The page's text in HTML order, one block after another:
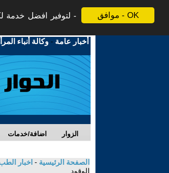
موافق - OK
لتوفير افضل خدمة
أخبار عامة -وكالة أنباء
اضافة/خدمات الزوار
الصفحة الرئيسية - اخبار
الوقود